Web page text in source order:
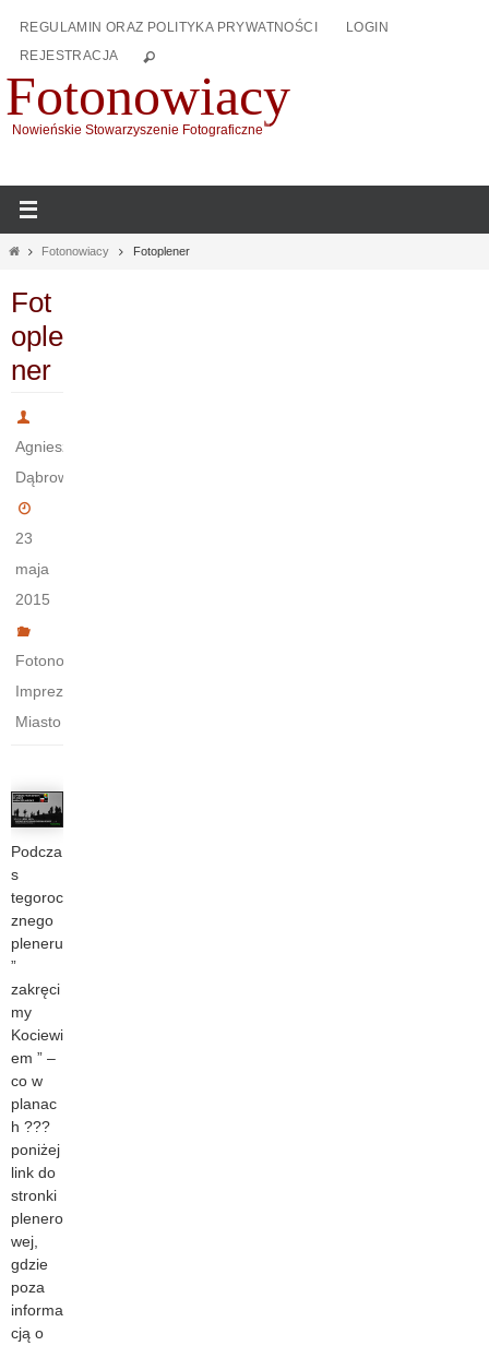
treści
REGULAMIN ORAZ POLITYKA PRYWATNOŚCI
LOGIN
REJESTRACJA
Fotonowiacy
Nowieńskie Stowarzyszenie Fotograficzne
HomeFotonowiacy Fotoplener
Fot
ople
ner
Agnieszka
Dąbrowska
23
maja
2015
Fotonowiacy
Imprezy
Miasto
Podcza
s
tegoroc
znego
pleneru
”
zakręci
my
Kociewi
em ” –
co w
planac
h ???
poniżej
link do
stronki
plenero
wej,
gdzie
poza
informa
cją o